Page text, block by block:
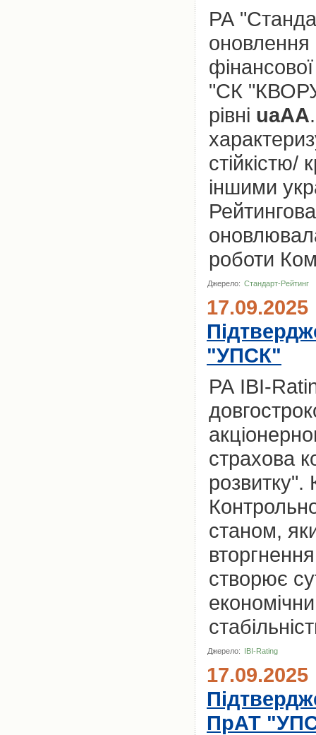
РА
оновлення
"СК
рівні uaAA
стійкістю/
іншими
роботи
Джерело: Стандарт-Рейтинг
17.09.2025
"УПСК"
РА IBI-
страхова
розвитку".
станом,
створює
Джерело: IBI-Rating
17.09.2025
ПрАТ